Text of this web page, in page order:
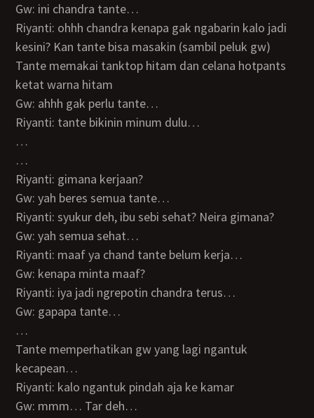
Gw: ini chandra tante…
Riyanti: ohhh chandra kenapa gak ngabarin kalo jadi
kesini? Kan tante bisa masakin (sambil peluk gw)
Tante memakai tanktop hitam dan celana hotpants
ketat warna hitam
Gw: ahhh gak perlu tante…
Riyanti: tante bikinin minum dulu…
…
…
Riyanti: gimana kerjaan?
Gw: yah beres semua tante…
Riyanti: syukur deh, ibu sebi sehat? Neira gimana?
Gw: yah semua sehat…
Riyanti: maaf ya chand tante belum kerja…
Gw: kenapa minta maaf?
Riyanti: iya jadi ngrepotin chandra terus…
Gw: gapapa tante…
…
Tante memperhatikan gw yang lagi ngantuk
kecapean…
Riyanti: kalo ngantuk pindah aja ke kamar
Gw: mmm… Tar deh…